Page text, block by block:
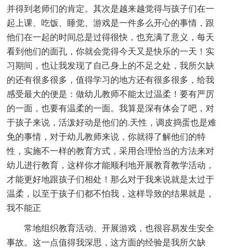
并得到老师们的肯定。其次是越来越觉得与孩子们在一
起上课、吃饭、睡觉、游戏是一件多么开心的事情，跟
他们在一起的时间总是过得很快，也充满了意义，每天
看到他们的面孔，你就会觉得今天又是快乐的一天！实
习期间，也让我发现了自己身上的不足之处，我所欠缺
的还有很多很多，值得学习的地方还有很多很多，给我
感受最大的便是：做幼儿教师不能太过温柔！要有严厉
的一面，也要有温柔的一面。我算是深有体会了吧，对
于孩子来说，活泼好动是他们的.天性，调皮捣蛋也是难
免的事情，对于幼儿教师来说，你就得了解他们的特
性，实施不一样的教育方式，采用合理恰当的方法来对
幼儿进行教育，这样你才能顺利地开展教育教学活动，
才能更好地跟孩子们相处！那么对于我来说就是太过于
温柔，以至于孩子们都不怕我，这样导致的结果就是，
我不能正
常地组织教育活动、开展游戏，也很容易发生安全
事故。这一点值得我深思，这方面的经验是我所欠缺